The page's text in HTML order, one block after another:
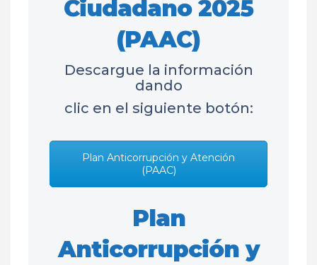
Ciudadano 2025
(PAAC)
Descargue la información
dando
clic en el siguiente botón:
Plan Anticorrupción y Atención
(PAAC)
Plan
Anticorrupción y